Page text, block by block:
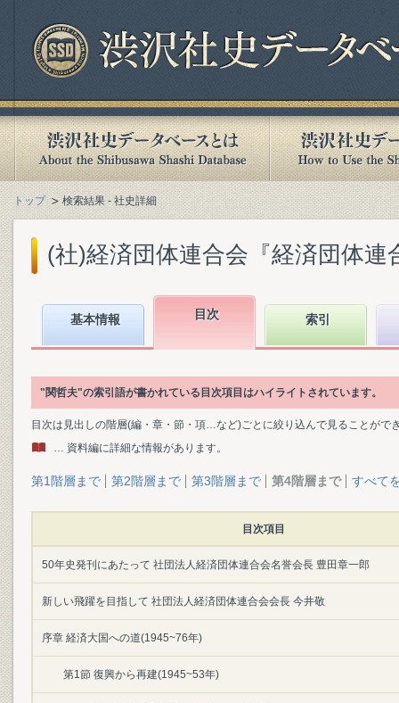
トップ 検索結果 - 社史詳細
(社)経済団体連合会『経済団体連
基本情報 目次 索引
"関哲夫"の索引語が書かれている目次項目はハイライトされています。
目次は見出しの階層(編・章・節・項…など)ごとに絞り込んで見ることがで
… 資料編に詳細な情報があります。
第1階層まで 第2階層まで 第3階層まで 第4階層まで すべて
目次項目
50年史発刊にあたって 社団法人経済団体連合会名誉会長 豊田章一郎
新しい飛躍を目指して 社団法人経済団体連合会会長 今井敬
序章 経済大国への道(1945~76年)
第1節 復興から再建(1945~53年)